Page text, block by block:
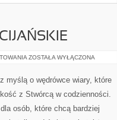
RODZINA
CHRZEŚCIJAŃSKIE
ZOSTAŁA WYŁĄCZONA
myślą o wędrówce wiary, które
z Stwórcą w codzienności.
osób, które chcą bardziej